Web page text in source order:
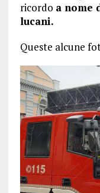
ricordo a nome
lucani.
Queste alcune